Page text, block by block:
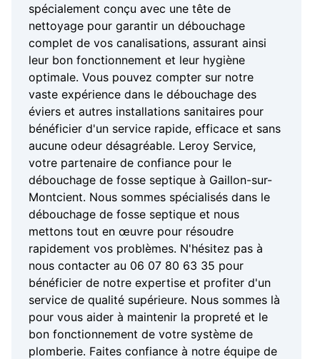
spécialement conçu avec une tête de
nettoyage pour garantir un débouchage
complet de vos canalisations, assurant ainsi
leur bon fonctionnement et leur hygiène
optimale. Vous pouvez compter sur notre
vaste expérience dans le débouchage des
éviers et autres installations sanitaires pour
bénéficier d'un service rapide, efficace et sans
aucune odeur désagréable. Leroy Service,
votre partenaire de confiance pour le
débouchage de fosse septique à Gaillon-sur-
Montcient. Nous sommes spécialisés dans le
débouchage de fosse septique et nous
mettons tout en œuvre pour résoudre
rapidement vos problèmes. N'hésitez pas à
nous contacter au 06 07 80 63 35 pour
bénéficier de notre expertise et profiter d'un
service de qualité supérieure. Nous sommes là
pour vous aider à maintenir la propreté et le
bon fonctionnement de votre système de
plomberie. Faites confiance à notre équipe de